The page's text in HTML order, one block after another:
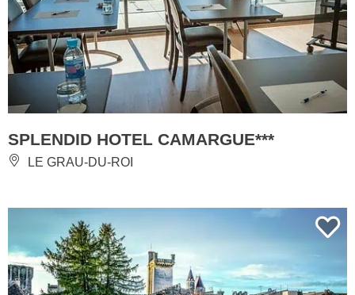
SPLENDID HOTEL CAMARGUE***
LE GRAU-DU-ROI